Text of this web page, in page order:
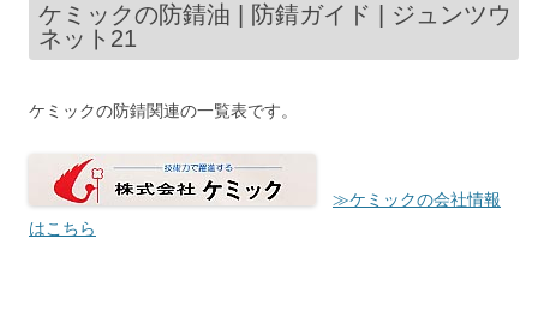
ケミックの防錆油 | 防錆ガイド | ジュンツウ
ネット21
ケミックの防錆関連の一覧表です。
≫ケミックの会社情報
はこちら